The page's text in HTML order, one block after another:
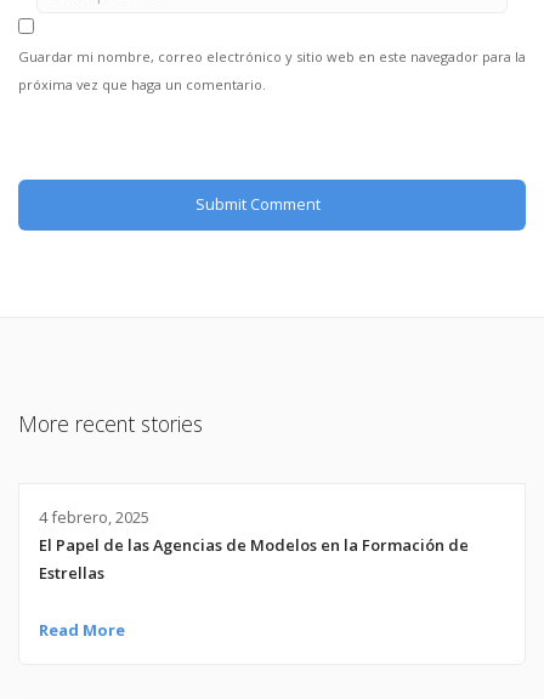
Guardar mi nombre, correo electrónico y sitio web en este navegador para la
próxima vez que haga un comentario.
More recent stories
4 febrero, 2025
El Papel de las Agencias de Modelos en la Formación de
Estrellas
Read More